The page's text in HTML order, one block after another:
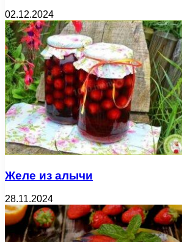
02.12.2024
Желе из алычи
28.11.2024